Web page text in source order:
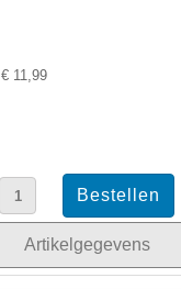
€ 11,99
Artikelgegevens